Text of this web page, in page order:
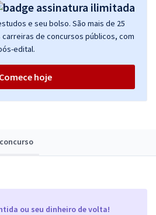
ou seu dinheiro de volta!
e seu bolso. São mais de 25
de concursos públicos, com
edital.
Comece hoje